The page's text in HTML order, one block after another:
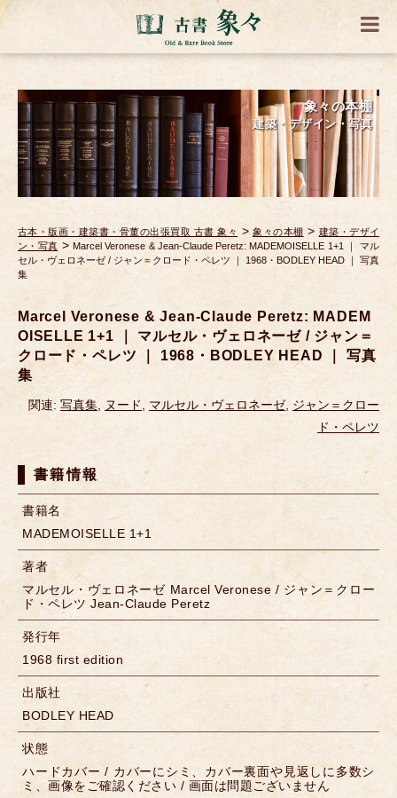
象々の本棚
建築・デザイン・写真
古本・版画・建築書・骨董の出張買取 古書 象々 >象々の本棚 > 建築・デザイ
ン・写真 > Marcel Veronese & Jean-Claude Peretz: MADEMOISELLE 1+1 ｜ マル
セル・ヴェロネーゼ / ジャン＝クロード・ペレツ ｜ 1968・BODLEY HEAD ｜ 写真
集
Marcel Veronese & Jean-Claude Peretz: MADEM
OISELLE 1+1 ｜ マルセル・ヴェロネーゼ / ジャン＝
クロード・ペレツ ｜ 1968・BODLEY HEAD ｜ 写真
集
関連: 写真集, ヌード, マルセル・ヴェロネーゼ, ジャン＝クロー
ド・ペレツ
書籍情報
書籍名
MADEMOISELLE 1+1
著者
マルセル・ヴェロネーゼ Marcel Veronese / ジャン＝クロー
ド・ペレツ Jean-Claude Peretz
発行年
1968 first edition
出版社
BODLEY HEAD
状態
ハードカバー / カバーにシミ、カバー裏面や見返しに多数シ
ミ、画像をご確認ください / 画面は問題ございません